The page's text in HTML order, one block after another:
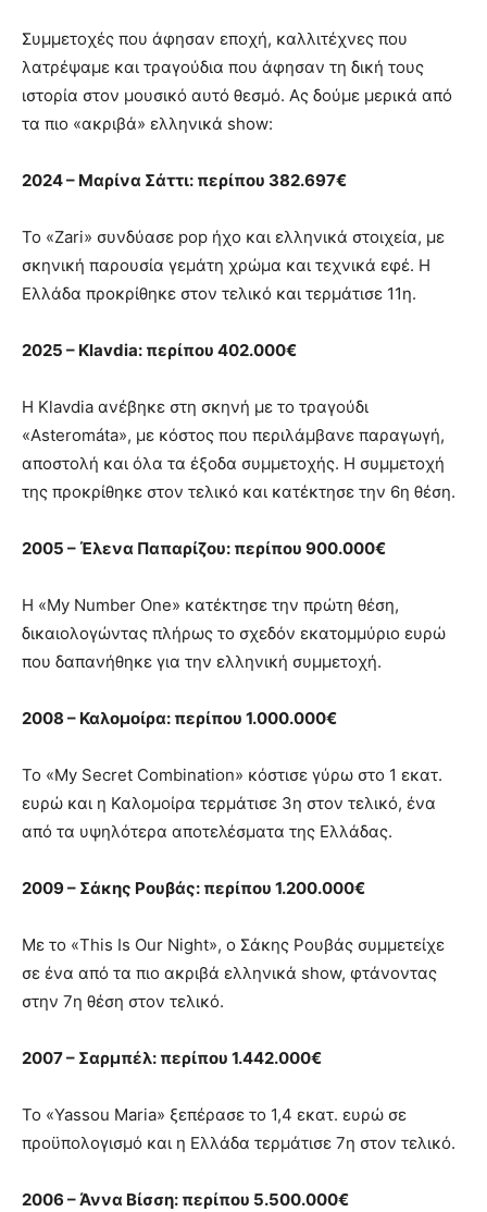
Συμμετοχές που άφησαν εποχή, καλλιτέχνες που
λατρέψαμε και τραγούδια που άφησαν τη δική τους
ιστορία στον μουσικό αυτό θεσμό. Ας δούμε μερικά από
τα πιο «ακριβά» ελληνικά show:
2024 – Μαρίνα Σάττι: περίπου 382.697€
Το «Zari» συνδύασε pop ήχο και ελληνικά στοιχεία, με
σκηνική παρουσία γεμάτη χρώμα και τεχνικά εφέ. Η
Ελλάδα προκρίθηκε στον τελικό και τερμάτισε 11η.
2025 – Klavdia: περίπου 402.000€
Η Klavdia ανέβηκε στη σκηνή με το τραγούδι
«Asteromáta», με κόστος που περιλάμβανε παραγωγή,
αποστολή και όλα τα έξοδα συμμετοχής. Η συμμετοχή
της προκρίθηκε στον τελικό και κατέκτησε την 6η θέση.
2005 – Έλενα Παπαρίζου: περίπου 900.000€
Η «My Number One» κατέκτησε την πρώτη θέση,
δικαιολογώντας πλήρως το σχεδόν εκατομμύριο ευρώ
που δαπανήθηκε για την ελληνική συμμετοχή.
2008 – Καλομοίρα: περίπου 1.000.000€
Το «My Secret Combination» κόστισε γύρω στο 1 εκατ.
ευρώ και η Καλομοίρα τερμάτισε 3η στον τελικό, ένα
από τα υψηλότερα αποτελέσματα της Ελλάδας.
2009 – Σάκης Ρουβάς: περίπου 1.200.000€
Με το «This Is Our Night», ο Σάκης Ρουβάς συμμετείχε
σε ένα από τα πιο ακριβά ελληνικά show, φτάνοντας
στην 7η θέση στον τελικό.
2007 – Σαρμπέλ: περίπου 1.442.000€
Το «Yassou Maria» ξεπέρασε το 1,4 εκατ. ευρώ σε
προϋπολογισμό και η Ελλάδα τερμάτισε 7η στον τελικό.
2006 – Άννα Βίσση: περίπου 5.500.000€